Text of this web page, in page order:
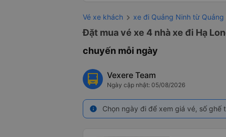
Vé xe khách xe đi Quảng Ninh từ Quảng
Đặt mua vé xe 4 nhà xe đi Hạ
chuyến mỗi ngày
Vexere Team
Ngày cập nhật: 05/08/2026
info Chọn ngày đi để xem giá vé, số